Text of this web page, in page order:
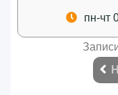
пн-чт